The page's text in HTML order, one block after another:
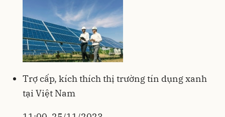
Trợ cấp, kích thích thị trường tín dụng xanh
tại Việt Nam